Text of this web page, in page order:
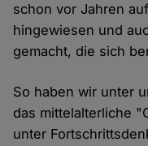
schon vor Jahren
hingewiesen und
gemacht, die sich
So haben wir unter
das mittelalterliche
unter